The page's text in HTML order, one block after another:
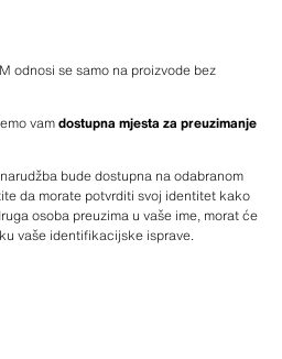
odnosi se samo na proizvode bez
vam dostupna mjesta za preuzimanje
bude dostupna na odabranom
da morate potvrditi svoj identitet kako
osoba preuzima u vaše ime, morat će
vaše identifikacijske isprave.